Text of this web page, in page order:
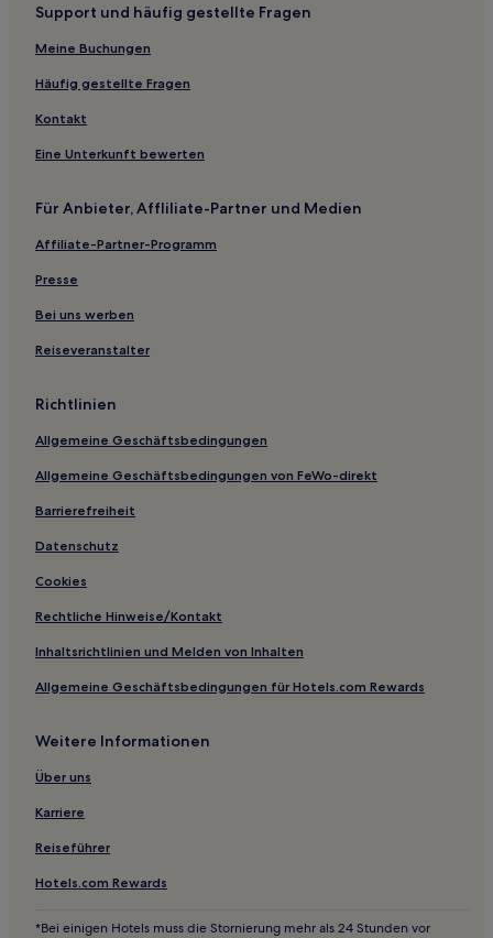
Haustierfreundliche in Seymour
Familien in Bloomington
Günstige in Bloomington
Hotels mit Parkplatz in Bloomington
Günstige in Muncie
Ferienwohnungen in Indianapolis
Aparthotels in Indianapolis
B&B in Indianapolis
Motels in Indianapolis
3-Sterne-Hotels in Nashville
Jasper Hotels
Hotels nahe Good Samaritan Hospital
Terre Haute Hotels
Hotels nahe Haute City Center
Speedway: Hotels
Lapland Hotels
Columbus Hotels
Beanblossom: Hotels
Bloomington Hotels
Yellowstone Hotels
Hotels nahe Francis Costigan House
Dupont Hotels
Hotels nahe Indianapolis Motor Speedway
Hotels nahe Dubois County Visitors Center
Harmony Hotels
Support und häufig gestellte Fragen
Meine Buchungen
Häufig gestellte Fragen
Kontakt
Eine Unterkunft bewerten
Für Anbieter, Affliliate-Partner und Medien
Affiliate-Partner-Programm
Presse
Bei uns werben
Reiseveranstalter
Richtlinien
Allgemeine Geschäftsbedingungen
Allgemeine Geschäftsbedingungen von FeWo-direkt
Barrierefreiheit
Datenschutz
Cookies
Rechtliche Hinweise/Kontakt
Inhaltsrichtlinien und Melden von Inhalten
Allgemeine Geschäftsbedingungen für Hotels.com Rewards
Weitere Informationen
Über uns
Karriere
Reiseführer
Hotels.com Rewards
*Bei einigen Hotels muss die Stornierung mehr als 24 Stunden vor